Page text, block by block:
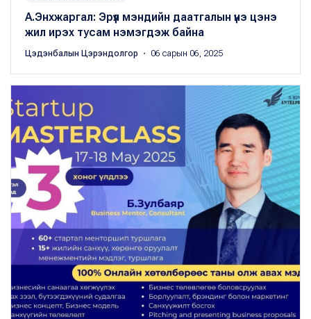
А.Энхжаргал: Эрүүл мэндийн даатгалын үнэ цэнэ
жил ирэх тусам нэмэгдэж байна
Цэдэнбалын Цэрэндолгор ・ 06 сарын 06, 2025